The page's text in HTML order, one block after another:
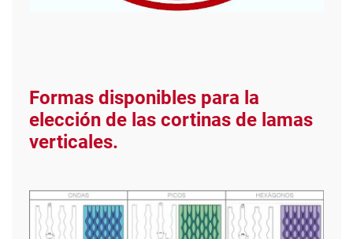
Formas disponibles para la
elección de las cortinas de lamas
verticales.